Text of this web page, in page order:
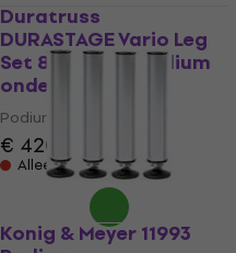
Duratruss
DURASTAGE Vario Leg
Set 80-140cm Podium
ondersteuning
Podium ondersteuning
€ 420
Alleen op bestelling
Konig & Meyer 11993